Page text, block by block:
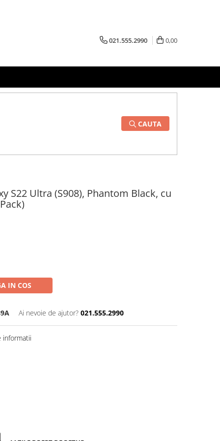
021.555.2990 0,00
CAUTA
S22 Ultra (S908), Phantom Black, cu
IN COS
Ai nevoie de ajutor? 021.555.2990
informatii